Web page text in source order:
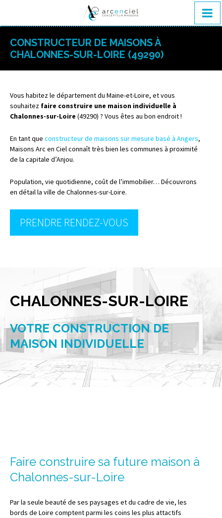
CONSTRUCTEUR DE MAISONS À
CHALONNES-SUR-LOIRE (49290)
Vous habitez le département du Maine-et-Loire, et vous
souhaitez faire construire une maison individuelle à
Chalonnes-sur-Loire (49290) ? Vous êtes au bon endroit !
En tant que constructeur de maisons sur mesure basé à Angers,
Maisons Arc en Ciel connaît très bien les communes à proximité
de la capitale d’Anjou.
Population, vie quotidienne, coût de l’immobilier… Découvrons
en détail la ville de Chalonnes-sur-Loire.
PRENDRE RENDEZ-VOUS
CHALONNES-SUR-LOIRE
VOTRE CONSTRUCTION DE
MAISON INDIVIDUELLE
Faire construire sa future maison à
Chalonnes-sur-Loire
Par la seule beauté de ses paysages et du cadre de vie, les
bords de Loire comptent parmi les coins les plus attactifs